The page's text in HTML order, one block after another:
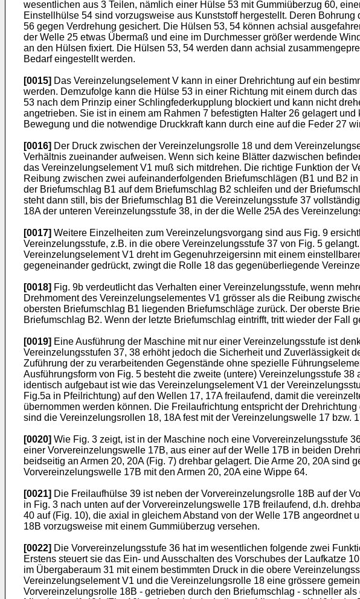
wesentlichen aus 3 Teilen, nämlich einer Hülse 53 mit Gummiüberzug 60,
Einstellhülse 54 sind vorzugsweise aus Kunststoff hergestellt. Deren
56 gegen Verdrehung gesichert. Die Hülsen 53, 54 können achsial
der Welle 25 etwas Übermaß und eine im Durchmesser größer werdende
an den Hülsen fixiert. Die Hülsen 53, 54 werden dann achsial
Bedarf eingestellt werden.
[0015] Das Vereinzelungselement V kann in einer Drehrichtung auf ein
werden. Demzufolge kann die Hülse 53 in einer Richtung mit einem durch
53 nach dem Prinzip einer Schlingfederkupplung blockiert und kann nicht
angetrieben. Sie ist in einem am Rahmen 7 befestigten Halter 26 gelagert
Bewegung und die notwendige Druckkraft kann durch eine auf die Feder 27
[0016] Der Druck zwischen der Vereinzelungsrolle 18 und dem
Verhältnis zueinander aufweisen. Wenn sich keine Blätter dazwischen
das Vereinzelungselement V1 muß sich mitdrehen. Die richtige Funktion der
Reibung zwischen zwei aufeinanderfolgenden Briefumschlägen (B1 und B2
der Briefumschlag B1 auf dem Briefumschlag B2 schleifen und der
steht dann still, bis der Briefumschlag B1 die Vereinzelungsstufe 37
18A der unteren Vereinzelungsstufe 38, in der die Welle 25A des
[0017] Weitere Einzelheiten zum Vereinzelungsvorgang sind aus Fig. 9
Vereinzelungsstufe, z.B. in die obere Vereinzelungsstufe 37 von Fig. 5
Vereinzelungselement V1 dreht im Gegenuhrzeigersinn mit einem
gegeneinander gedrückt, zwingt die Rolle 18 das gegenüberliegende
[0018] Fig. 9b verdeutlicht das Verhalten einer Vereinzelungsstufe, wenn
Drehmoment des Vereinzelungselementes V1 grösser als die Reibung
obersten Briefumschlag B1 liegenden Briefumschläge zurück. Der oberste
Briefumschlag B2. Wenn der letzte Briefumschlag eintrifft, tritt wieder der Fall
[0019] Eine Ausführung der Maschine mit nur einer Vereinzelungsstufe ist
Vereinzelungsstufen 37, 38 erhöht jedoch die Sicherheit und Zuverlässigkeit
Zuführung der zu verarbeitenden Gegenstände ohne spezielle
Ausführungsform von Fig. 5 besteht die zweite (untere) Vereinzelungsstufe
identisch aufgebaut ist wie das Vereinzelungselement V1 der
Fig.5a in Pfeilrichtung) auf den Wellen 17, 17A freilaufend, damit die
übernommen werden können. Die Freilaufrichtung entspricht der
sind die Vereinzelungsrollen 18, 18A fest mit der Vereinzelungswelle 17 bzw.
[0020] Wie Fig. 3 zeigt, ist in der Maschine noch eine Vorvereinzelungsstufe
einer Vorvereinzelungswelle 17B, aus einer auf der Welle 17B in beiden
beidseitig an Armen 20, 20A (Fig. 7) drehbar gelagert. Die Arme 20, 20A
Vorvereinzelungswelle 17B mit den Armen 20, 20A eine Wippe 64.
[0021] Die Freilaufhülse 39 ist neben der Vorvereinzelungsrolle 18B auf der
in Fig. 3 nach unten auf der Vorvereinzelungswelle 17B freilaufend, d.h.
40 auf (Fig. 10), die axial in gleichem Abstand von der Welle 17B
18B vorzugsweise mit einem Gummiüberzug versehen.
[0022] Die Vorvereinzelungsstufe 36 hat im wesentlichen folgende zwei
Erstens steuert sie das Ein- und Ausschalten des Vorschubes der Laufkatze
im Übergaberaum 31 mit einem bestimmten Druck in die obere
Vereinzelungselement V1 und die Vereinzelungsrolle 18 eine grössere
Vorvereinzelungsrolle 18B - getrieben durch den Briefumschlag - schneller